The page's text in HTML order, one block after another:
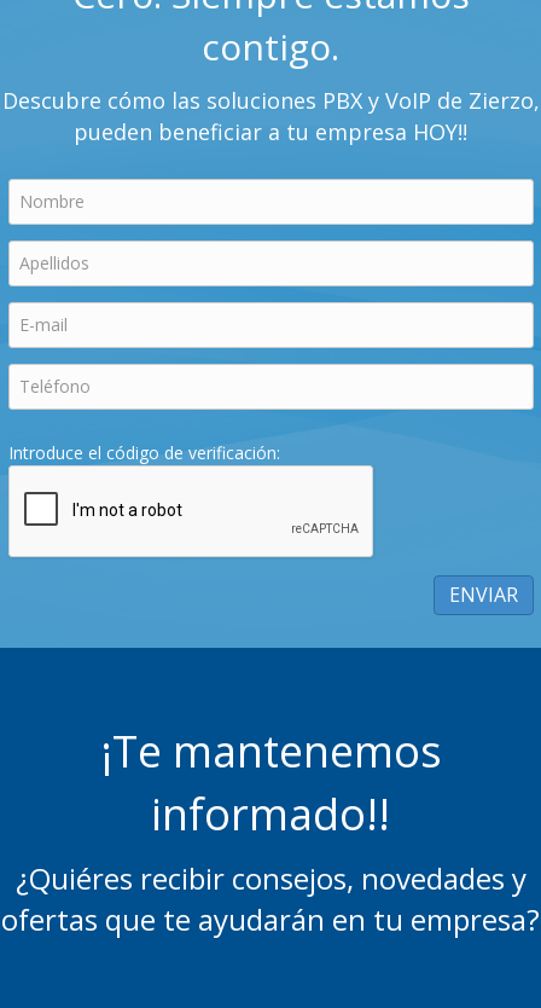
contigo.
Descubre cómo las soluciones PBX y VoIP de Zierzo,
pueden beneficiar a tu empresa HOY!!
Introduce el código de verificación:
¡Te mantenemos
informado!!
¿Quiéres recibir consejos, novedades y
ofertas que te ayudarán en tu empresa?